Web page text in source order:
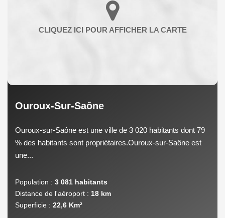
Ouroux-Sur-Saône
Ouroux-sur-Saône est une ville de 3 020 habitants dont 79
% des habitants sont propriétaires.Ouroux-sur-Saône est
une...
Population : 3 081 habitants
Distance de l'aéroport : 18 km
Superficie : 22,6 Km²